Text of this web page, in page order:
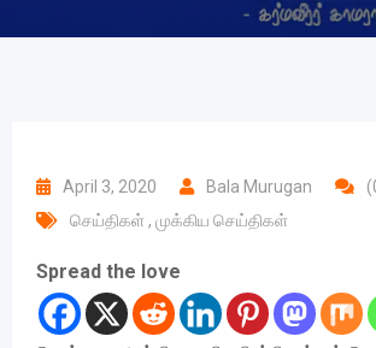
April 3, 2020 Bala Murugan
செய்திகள் , முக்கிய செய்திகள்
Spread the love